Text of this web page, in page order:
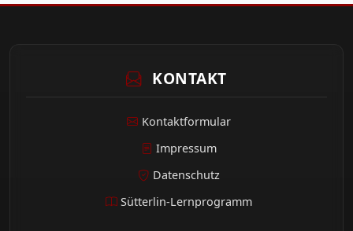
KONTAKT
Kontaktformular
Impressum
Datenschutz
Sütterlin-Lernprogramm